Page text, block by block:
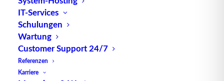
IT-Services
Schulungen
Wartung
Customer Support 24/7
Referenzen
Karriere